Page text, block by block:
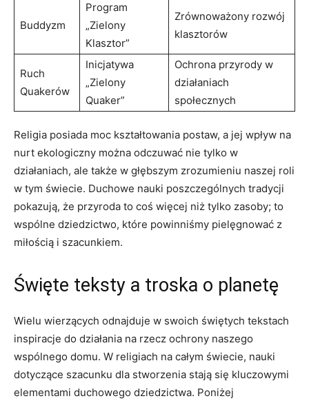
Buddyzm
Program
„Zielony
Klasztor”
Zrównoważony rozwój
klasztorów
Ruch
Quakerów
Inicjatywa
„Zielony
Quaker”
Ochrona przyrody w
działaniach
społecznych
Religia posiada moc kształtowania postaw,‌ a jej wpływ na
nurt ekologiczny można odczuwać nie tylko w
działaniach,⁣ ale także w głębszym zrozumieniu naszej roli
w tym świecie. Duchowe nauki poszczególnych tradycji
pokazują, ⁤że przyroda to coś‌ więcej niż tylko zasoby; to
wspólne dziedzictwo, które powinniśmy pielęgnować z
miłością ‍i szacunkiem.
Święte teksty a troska o planetę
Wielu wierzących odnajduje w swoich świętych tekstach
inspiracje do działania na rzecz ochrony naszego
wspólnego domu. W religiach na całym świecie,⁢ nauki
dotyczące szacunku dla stworzenia stają się kluczowymi
elementami duchowego dziedzictwa. ⁤Poniżej